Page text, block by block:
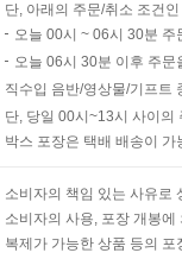
단, 아래의 주문/취소 조건
오늘 00시 ~ 06시 30분
오늘 06시 30분 이후 주
직수입 음반/영상물/기프트
단, 당일 00시~13시 사이의
박스 포장은 택배 배송이
소비자의 책임 있는 사유로
소비자의 사용, 포장 개봉
복제가 가능한 상품 등의